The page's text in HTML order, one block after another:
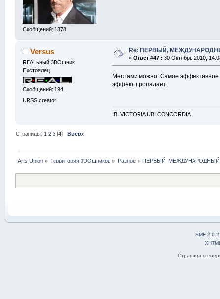
Сообщений: 1378
Versus
REALьный 3DOшник
Постоялец
Сообщений: 194
URSS creator
Re: ПЕРВЫЙ,
« Ответ #47 : 30 Октябрь 2010,
Местами можно. Самое эффективное
эффект пропадает.
IBI VICTORIA UBI CONCORDIA
Страницы: 1 2 3 [4] Вверх
Arts-Union » Территория 3DOшников » Разное» ПЕРВЫЙ, МЕЖДУНАРОДНЫЙ
SMF 2.0.2
Страница